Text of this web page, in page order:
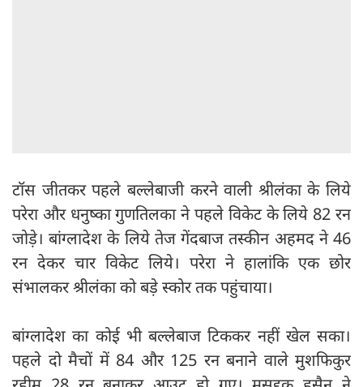
टॉस जीतकर पहले बल्लेबाजी करने वाली श्रीलंका के लिये
परेरा और धनुष्का गुणतिलका ने पहले विकेट के लिये 82 रन
जोड़े। बांग्लादेश के लिये तेज गेंदबाज तस्कीन अहमद ने 46
रन देकर चार विकेट लिये। परेरा ने हालांकि एक छोर
संभालकर श्रीलंका को बड़े स्कोर तक पहुंचाया।
बांग्लादेश का कोई भी बल्लेबाज टिककर नहीं खेल सका।
पहले दो मैचों में 84 और 125 रन बनाने वाले मुशफिकुर